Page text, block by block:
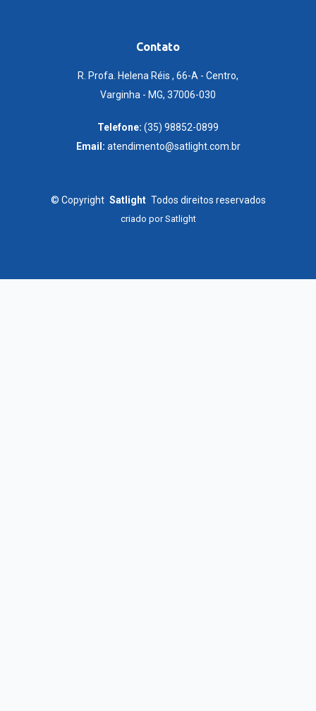
Contato
R. Profa. Helena Réis , 66-A - Centro,
Varginha - MG, 37006-030
Telefone: (35) 98852-0899
Email: atendimento@satlight.com.br
© Copyright Satlight Todos direitos reservados
criado porSatlight